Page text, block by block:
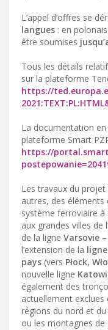
L’appel d’offres se
langues : en
être soumises
Tous les détails
sur la plateforme
https://
La documentation
plateforme Smart
https://
Les travaux du
autres, des éléments
système ferroviaire à
aux grandes villes de
de la ligne Varsovie
l’extension de la
pays (vers Płock,
nouvelle ligne
également des
actuellement
régions du nord et
ou les montagnes de